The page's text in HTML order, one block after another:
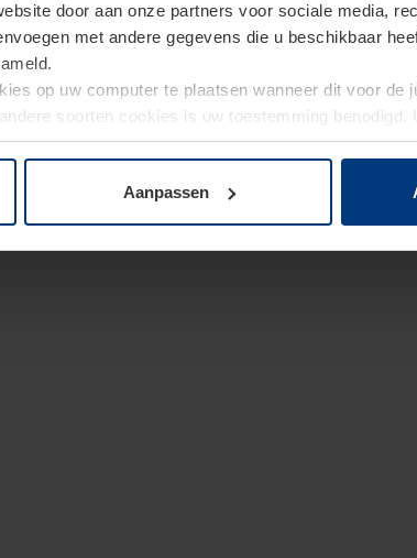
door aan onze partners voor sociale media,
met andere gegevens die u beschikbaar
op uw computer te plaatsen wanneer dit voor de
soorten cookies is uw toestemming benodigd.
paginaPrivacyverklaringop onze website wijzigen
Aanpassen